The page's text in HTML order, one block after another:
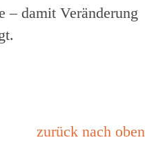
– damit Veränderung
zurück nach oben